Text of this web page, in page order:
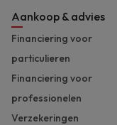
Aankoop & advies
Financiering voor
particulieren
Financiering voor
professionelen
Verzekeringen